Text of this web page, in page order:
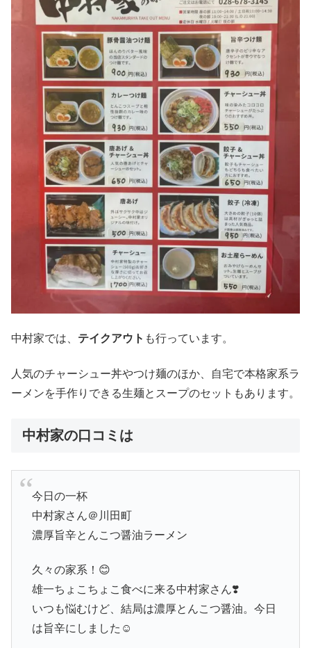
中村家では、 テイクアウト も行っています。
人気のチャーシュー丼やつけ麺のほか、自宅で本格家系ラ
ーメンを手作りできる生麺とスープのセットもあります。
中村家の口コミは
今日の一杯
中村家さん＠川田町
濃厚旨辛とんこつ醤油ラーメン
久々の家系！😊
雄一ちょこちょこ食べに来る中村家さん❣️
いつも悩むけど、結局は濃厚とんこつ醤油。今日
は旨辛にしました☺️